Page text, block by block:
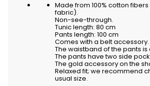
Made from 100% cotton
fabric).
Non-see-through.
Tunic length: 80 cm
Pants length: 100 cm
Comes with a belt accessory.
The waistband of the pants is
The pants have two side
The gold accessory on the
Relaxed fit; we recommend
usual size.